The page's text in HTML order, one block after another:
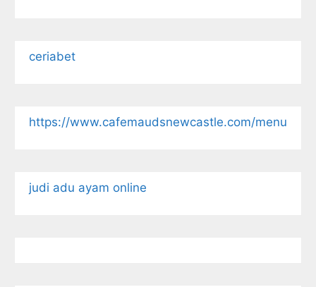
ceriabet
https://www.cafemaudsnewcastle.com/menu
judi adu ayam online